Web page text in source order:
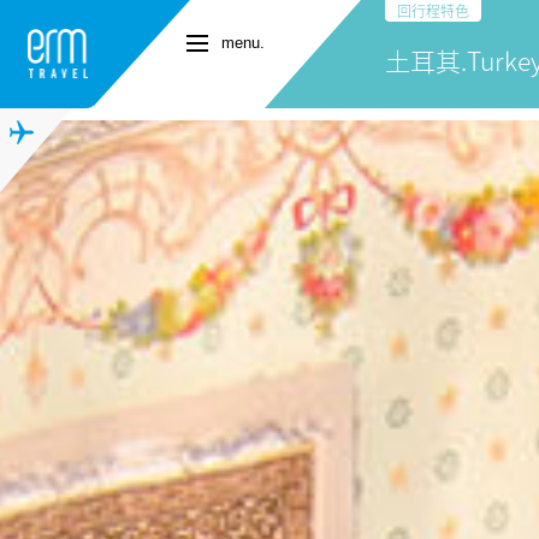
menu.
回行程特色
土耳其